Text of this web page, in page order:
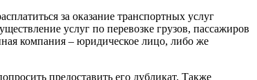
за оказание транспортных услуг
услуг по перевозке грузов, пассажиров
компания – юридическое лицо, либо же
предоставить его дубликат. Также